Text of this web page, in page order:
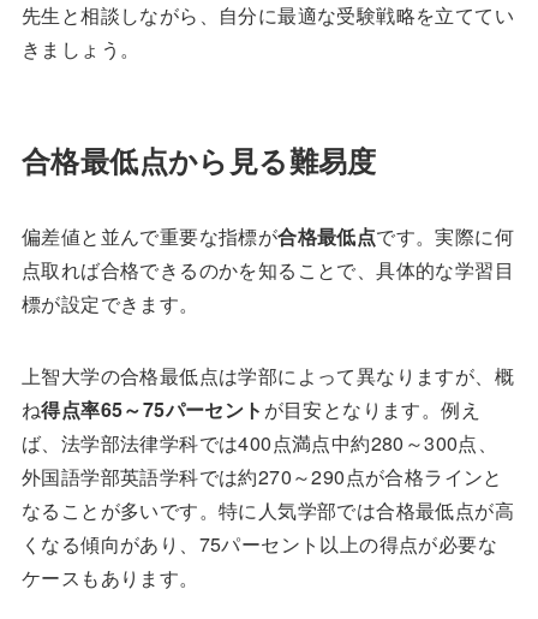
先生と相談しながら、自分に最適な受験戦略を立ててい
きましょう。
合格最低点から見る難易度
偏差値と並んで重要な指標が合格最低点です。実際に何
点取れば合格できるのかを知ることで、具体的な学習目
標が設定できます。
上智大学の合格最低点は学部によって異なりますが、概
ね得点率65～75パーセント が目安となります。例え
ば、法学部法律学科では400点満点中約280～300点、
外国語学部英語学科では約270～290点が合格ラインと
なることが多いです。特に人気学部では合格最低点が高
くなる傾向があり、75パーセント以上の得点が必要な
ケースもあります。